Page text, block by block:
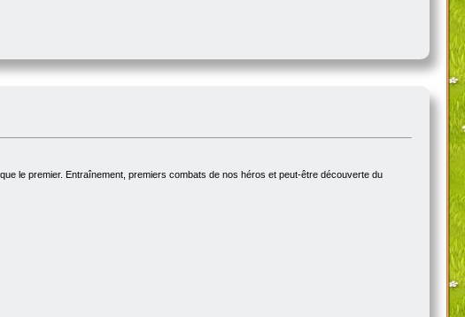
le premier. Entraînement, premiers combats de nos héros et peut-être découverte du